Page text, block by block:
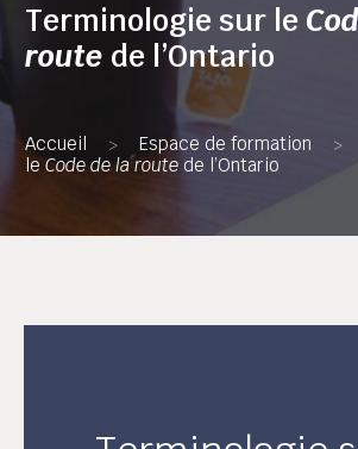
Terminologie sur le
route de l’Ontario
Accueil > Espace de formation >
le Code de la routede l’Ontario